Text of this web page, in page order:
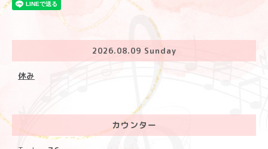
2026.08.09 Sunday
休み
カウンター